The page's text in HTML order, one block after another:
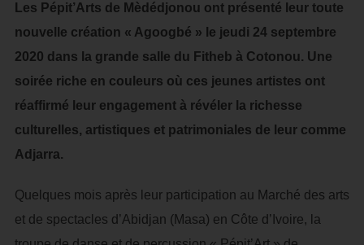
Les Pépit’Arts de Mèdédjonou ont présenté leur toute
nouvelle création « Agoogbé » le jeudi 24 septembre
2020 dans la grande salle du Fitheb à Cotonou. Une
soirée riche en couleurs où ces jeunes artistes ont
réaffirmé leur engagement à révéler la richesse
culturelles, artistiques et patrimoniales de leur comme
Adjarra.
Quelques mois après leur participation au Marché des arts
et de spectacles d’Abidjan (Masa) en Côte d’Ivoire, la